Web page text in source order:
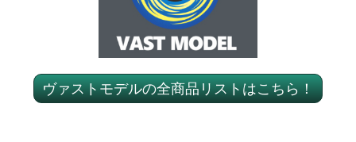
ヴァストモデルの全商品リストはこちら！